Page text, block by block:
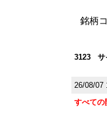
銘柄
3123 サ
26/08/07
すべての